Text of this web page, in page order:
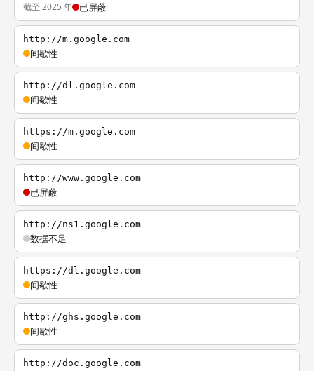
截至 2025 年 已屏蔽
http://m.google.com
间歇性
http://dl.google.com
间歇性
https://m.google.com
间歇性
http://www.google.com
已屏蔽
http://ns1.google.com
数据不足
https://dl.google.com
间歇性
http://ghs.google.com
间歇性
http://doc.google.com